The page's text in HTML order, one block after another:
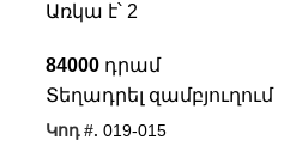
Առկա է՝ 2
84000
Տեղադրել զամբյուղում
Կոդ #. 019-015